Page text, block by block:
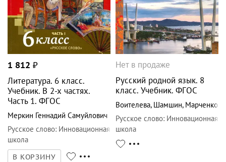
1 812 ₽
Литература. 6 класс.
Учебник. В 2-х частях.
Часть 1. ФГОС
Меркин Геннадий Самуйлович
Русское слово: Инновационная
школа
В КОРЗИНУ
Нет в продаже
Русский родной язык. 8
класс. Учебник. ФГОС
Воителева, Шамшин, Марченко
Русское слово: Инновационная
школа